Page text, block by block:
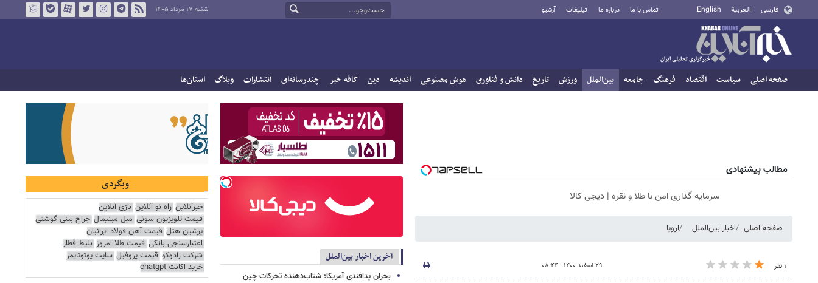
فارسی العربية English تماس با ما درباره ما تبلیغات آرشیو شنبه ۱۷ مرداد ۱۴۰۵
صفحه اصلی سیاست اقتصاد فرهنگ جامعه بین‌الملل ورزش تاریخ دانش و فناوری هوش مصنوعی اندیشه دین کافه خبر چندرسانه‌ای انتشارات وبلاگ استان‌ها
مطالب پیشنهادی
سرمایه گذاری امن با طلا و نقره | دیجی کالا
صفحه اصلی اخبار بین‌الملل اروپا
۱ نفر ۲۹ اسفند ۱۴۰۰ - ۰۸:۴۴
آخرین اخبار بین‌الملل
بحران پدافندی آمریکا؛ شتاب‌دهنده تحرکات چین
وبگردی
خبرآنلاین راه نو آنلاین بازی آنلاین
قیمت تلویزیون سونی مبل مینیمال جراح بینی گوشتی
پرشین هتل قیمت آهن فولاد ایرانیان
اعتبارسنجی بانکی قیمت طلا امروز بلیط قطار
شرکت رادوکو قیمت پروفیل سایت یوتوتایمز
خرید اکانت chatgpt